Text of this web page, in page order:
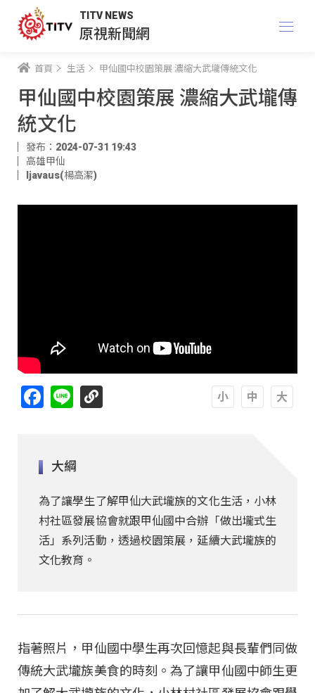
TITV NEWS
原視新聞網
首頁 生活 甲仙國中校園策展 濃縮大武壠傳統文化
甲仙國中校園策展 濃縮大武壠傳
統文化
發布：2024-07-31 19:43
高雄甲仙
ljavaus(楊高潔)
Facebook
Line
大綱
為了讓學生了解甲仙大武壠族的文化生活，小林
村社區發展協會就跟甲仙國中合辦「做出壠式生
活」系列活動，透過校園策展，延續大武壠族的
文化教育。
指著照片，甲仙國中學生再次回憶起與長輩們同做
傳統大武壠族美食的時刻。為了讓甲仙國中師生更